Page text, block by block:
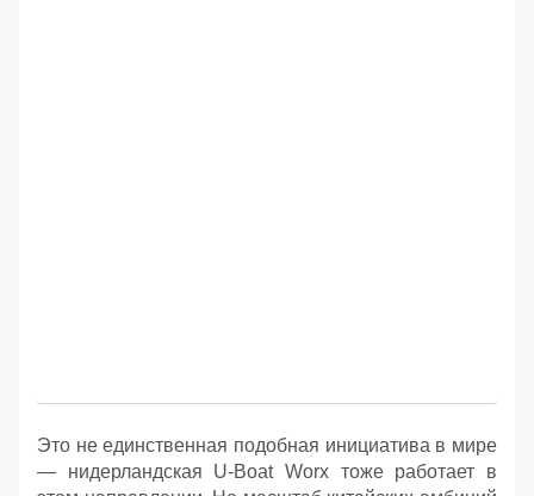
Это не единственная подобная инициатива в мире
— нидерландская U-Boat Worx тоже работает в